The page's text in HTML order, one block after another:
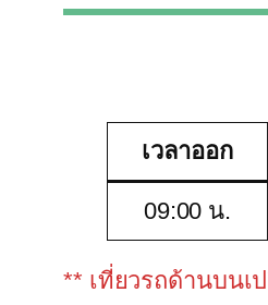
เวลาออก
09:00 น.
** เที่ยวรถด้านบนเ